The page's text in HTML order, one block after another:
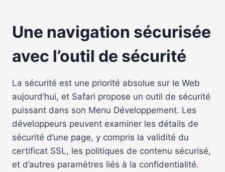
Une navigation sécurisée
avec l’outil de sécurité
La sécurité est une priorité absolue sur le Web
aujourd’hui, et Safari propose un outil de sécurité
puissant dans son Menu Développement. Les
développeurs peuvent examiner les détails de
sécurité d’une page, y compris la validité du
certificat SSL, les politiques de contenu sécurisé,
et d’autres paramètres liés à la confidentialité.